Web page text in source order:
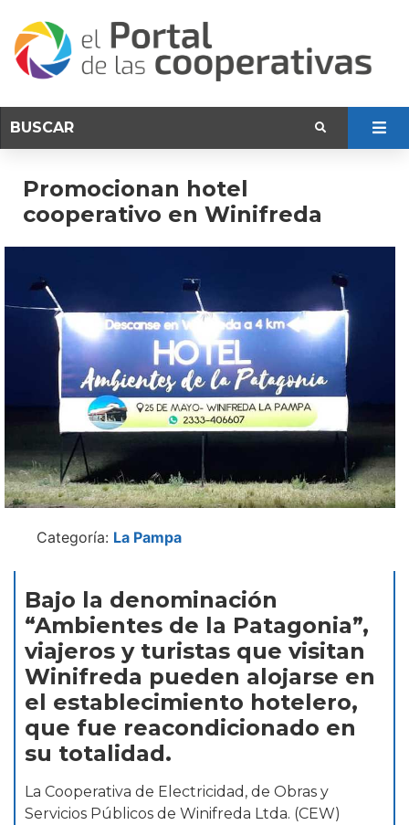
Promocionan hotel
cooperativo en Winifreda
Categoría: La Pampa
Bajo la denominación
“Ambientes de la Patagonia”,
viajeros y turistas que visitan
Winifreda pueden alojarse en
el establecimiento hotelero,
que fue reacondicionado en
su totalidad.
La Cooperativa de Electricidad, de Obras y
Servicios Públicos de Winifreda Ltda. (CEW)